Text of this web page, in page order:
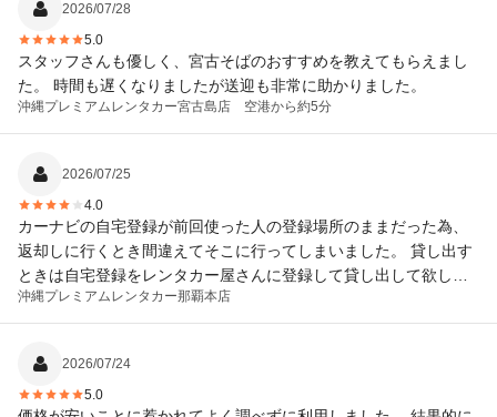
2026/07/28
5.0
スタッフさんも優しく、宮古そばのおすすめを教えてもらえまし
た。 時間も遅くなりましたが送迎も非常に助かりました。
沖縄プレミアムレンタカー宮古島店 空港から約5分
2026/07/25
4.0
カーナビの自宅登録が前回使った人の登録場所のままだった為、
返却しに行くとき間違えてそこに行ってしまいました。 貸し出す
ときは自宅登録をレンタカー屋さんに登録して貸し出して欲しい
いです。
沖縄プレミアムレンタカー那覇本店
2026/07/24
5.0